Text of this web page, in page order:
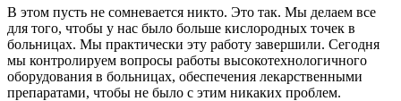
В этом пусть не сомневается никто. Это так. Мы делаем все
для того, чтобы у нас было больше кислородных точек в
больницах. Мы практически эту работу завершили. Сегодня
мы контролируем вопросы работы высокотехнологичного
оборудования в больницах, обеспечения лекарственными
препаратами, чтобы не было с этим никаких проблем.